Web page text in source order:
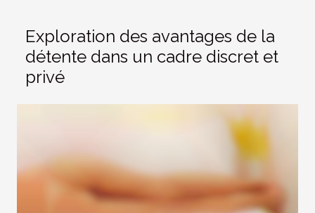
Exploration des avantages de la
détente dans un cadre discret et
privé